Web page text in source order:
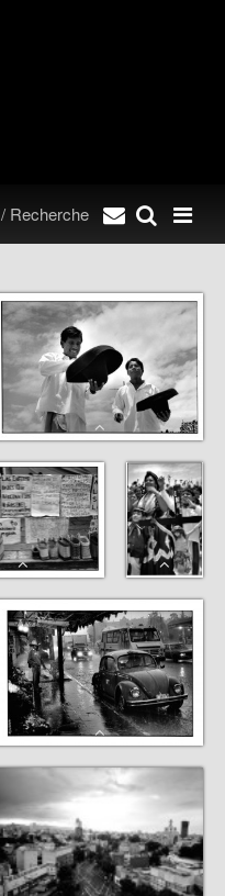
/ Recherche